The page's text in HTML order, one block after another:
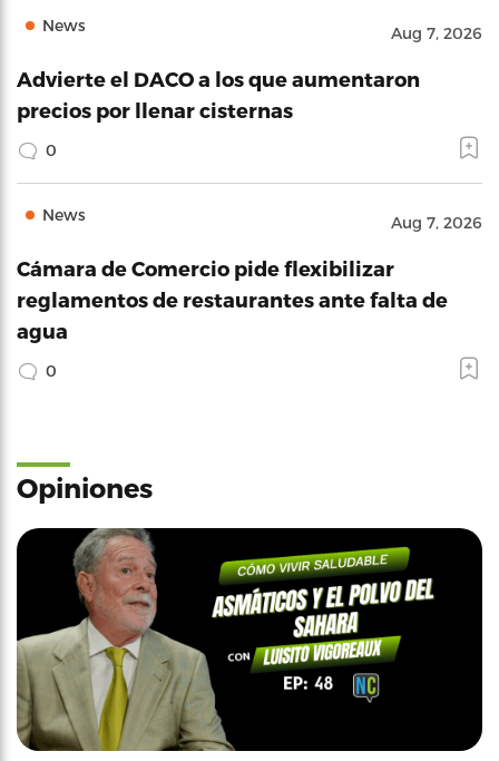
News Aug 7, 2026
Advierte el DACO a los que aumentaron
precios por llenar cisternas
0
News Aug 7, 2026
Cámara de Comercio pide flexibilizar
reglamentos de restaurantes ante falta de
agua
0
Opiniones